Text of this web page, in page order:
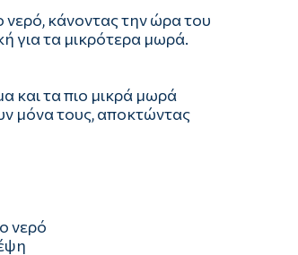
νερό, κάνοντας την ώρα του
για τα μικρότερα μωρά.
και τα πιο μικρά μωρά
μόνα τους, αποκτώντας
νερό